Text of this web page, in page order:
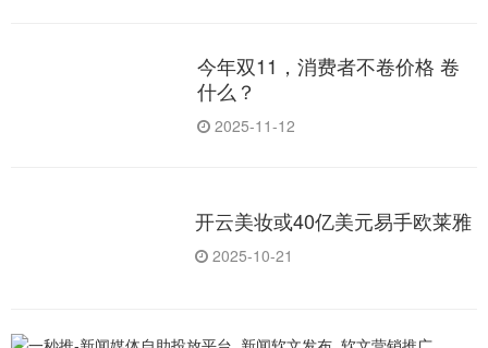
今年双11，消费者不卷价格 卷
什么？
2025-11-12
开云美妆或40亿美元易手欧莱雅
2025-10-21